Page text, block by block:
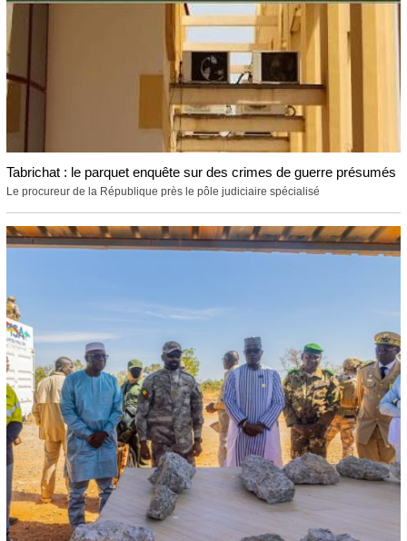
Tabrichat : le parquet enquête sur des crimes de guerre présumés
Le procureur de la République près le pôle judiciaire spécialisé